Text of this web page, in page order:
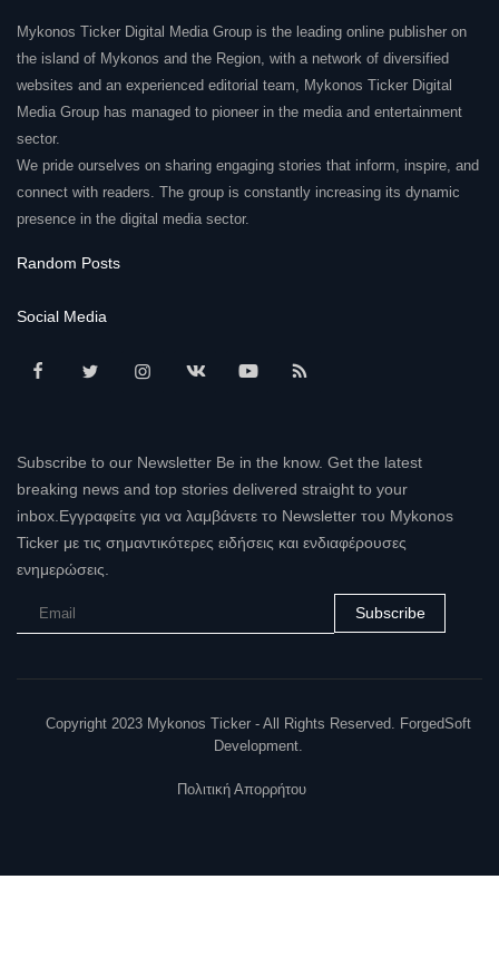
Mykonos Ticker Digital Media Group is the leading online publisher on
the island of Mykonos and the Region, with a network of diversified
websites and an experienced editorial team, Mykonos Ticker Digital
Media Group has managed to pioneer in the media and entertainment
sector.
We pride ourselves on sharing engaging stories that inform, inspire, and
connect with readers. The group is constantly increasing its dynamic
presence in the digital media sector.
Random Posts
Social Media
Subscribe to our Newsletter Be in the know. Get the latest
breaking news and top stories delivered straight to your
inbox.Εγγραφείτε για να λαμβάνετε το Newsletter του Mykonos
Ticker με τις σημαντικότερες ειδήσεις και ενδιαφέρουσες
ενημερώσεις.
Subscribe
Copyright 2023 Mykonos Ticker - All Rights Reserved. ForgedSoft
Development.
Πολιτική Απορρήτου